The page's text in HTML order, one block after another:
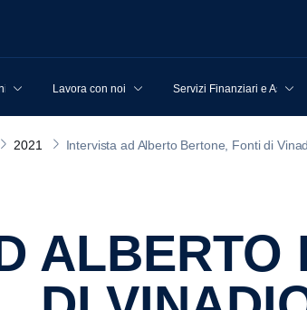
Lavora con noi Servizi Finanziari e
2021 Intervista ad Alberto Bertone, Fonti di